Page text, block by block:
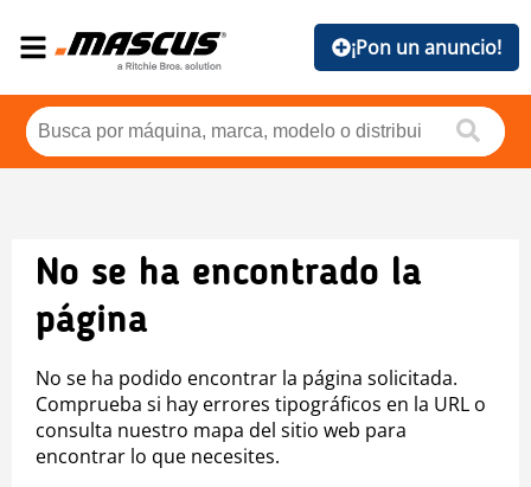
¡Pon un anuncio!
No se ha encontrado la
página
No se ha podido encontrar la página solicitada.
Comprueba si hay errores tipográficos en la URL o
consulta nuestro mapa del sitio web para
encontrar lo que necesites.